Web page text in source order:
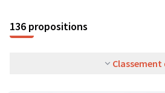
136 propositions